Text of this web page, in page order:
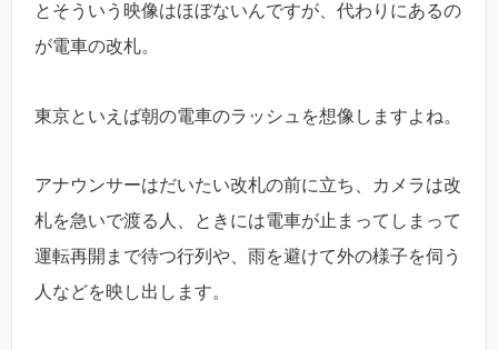
とそういう映像はほぼないんですが、代わりにあるの
が電車の改札。
東京といえば朝の電車のラッシュを想像しますよね。
アナウンサーはだいたい改札の前に立ち、カメラは改
札を急いで渡る人、ときには電車が止まってしまって
運転再開まで待つ行列や、雨を避けて外の様子を伺う
人などを映し出します。